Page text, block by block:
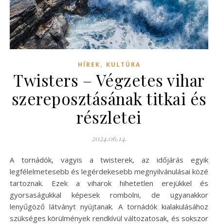
HÍREK, KULTÚRA
Twisters – Végzetes vihar
szereposztásának titkai és
részletei
2024.06.14.
A tornádók, vagyis a twisterek, az időjárás egyik
legfélelmetesebb és legérdekesebb megnyilvánulásai közé
tartoznak. Ezek a viharok hihetetlen erejükkel és
gyorsaságukkal képesek rombolni, de ugyanakkor
lenyűgöző látványt nyújtanak. A tornádók kialakulásához
szükséges körülmények rendkívül változatosak, és sokszor